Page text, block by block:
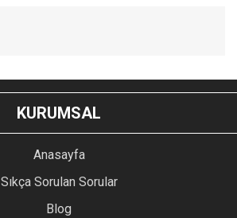
YORUM YAZ
resim, ürün açıklamalarında ve diğer
gördüğünüz noktaları öneri formunu
iletebilirsiniz.
bozuk veya görüntülenemiyor.
eksik bilgiler bulunuyor.
hatalar bulunuyor.
KURUMSAL
Anasayfa
Sıkça Sorulan Sorular
Blog